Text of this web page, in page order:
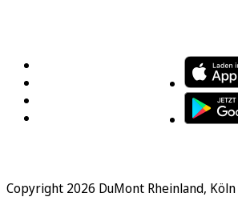
Copyright 2026 DuMont Rheinland, Köln